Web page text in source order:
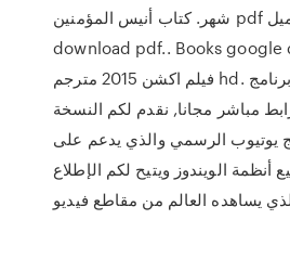
شهر. كتاب أنيس المؤمنين pdf تحميل. Books google
download pdf.. Books google
فيلم اكشن 2015 مترجم hd. فتح المواقع تحميل برنامج
مباشر مجانا, نقدم لكم النسخة
يوتيوب الرسمي والذي يدعم على
أنظمة الويندوز ويتيح لكم الإطلاع
يساهده العالم من مقاطع فيديو